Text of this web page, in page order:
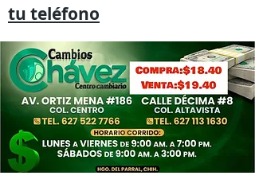
tu teléfono